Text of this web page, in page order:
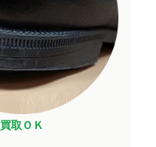
買取ＯＫ